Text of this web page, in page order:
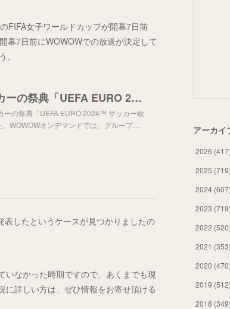
FIFA女子ワールドカップが開幕7日前
幕7日前にWOWOWでの放送が決定して
ヨーロッパ最強国を決めるサッカーの祭典「UEFA EURO 2024™ サッカー欧州選手権」の放送・配信が決定 | ニュース | 株式会社WOWOW
ーの祭典「UEFA EURO 2024™ サッカー欧
WOWOWオンデマンドでは、グループ…
したというケースが見つかりましたの
いなかった時期ですので、あくまでも現
詳しい方は、ぜひ情報をお寄せ頂ける
アーカイ
2026 (417)
(12
(55
(58
(58
(53
(59
( 55
(67
2025 (719)
(75
(63
(57
(60
(62
(55
(61
2024 (607)
(51
(48
(35
(51
(60
(59
2023 (719)
(59
(52
(55
(63
(53
2022 (520)
(65
(44
(41
(43
2021 (353)
(31
(33
(34
2020 (470)
(34
(32
2019 (512)
(51
2018 (349)